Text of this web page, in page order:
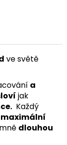
ve světě
a
jak
Každý
dlouhou